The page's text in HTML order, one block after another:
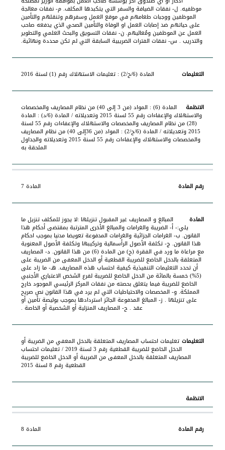
موظفيه. ل- نفقات الضيافة والسفر التي يتكبدها المكلف. م- نفقات معالجة
الموظفين ووجبات طعامهم في موقع العمل وسفرهم وتنقلهم والتأمين
على حياتهم ضد إصابات العمل او الوفاة والتأمين الصحي الذي يدفعه صاحب
العمل عن الموظفين ومُعاليهم. ن- نفقات التسويق والبحث العلمي والتطوير
والتدريب . س- نفقات الفترات الضريبية السابقة التي لم تكن محددة ونهائية.
المادة (6/ح/2) : تعليمات الاستهلاك رقم (1) لسنة 2016
المادة (6) : المواد (من 3 إلى 40) من نظام المصاريف والمخصصات
والاستهلاك والإعفاءات رقم 55 لسنة 2015 وتعديلاته / المادة (6/د) : المادة
(28) من نظام المصاريف والمخصصات والاستهلاك والإعفاءات رقم 55 لسنة
2015 وتعديلاته / المادة (6/ح/2) : المواد (من 36إلى 40) من نظام المصاريف
والمخصصات والاستهلاك والإعفاءات رقم 55 لسنة 2015 وتعديلاته والجداول
الملحقة به
المادة 7
المبالغ و المصاريف غير المقبول تنزيلها :لا يجوز للمكلف تنزيل ما
يلي:- أ- الضريبة والغرامات والمبالغ الأخرى المترتبة بمقتضى أحكام هذا
القانون. ب- الغرامات الجزائية والغرامات المدفوعة تعويضا مدنيا بموجب احكام
هذا القانون. ج- تكلفة الأصول الرأسمالية وتركيبها وتكلفة الأصول المعنوية
مع مراعاة ما ورد في الفقرة (ح) من المادة (6) من هذا القانون. د- المصاريف
المتعلقة بالدخل الخاضع للضريبة القطعية أو الدخل المعفى من الضريبة على
أن تحدد التعليمات التنفيذية كيفية احتساب هذه المصاريف. هـ- ما زاد على
(5%) خمسة بالمائة من الدخل الخاضع للضريبة لفرع الشخص الاعتباري الأجنبي
الخاضع للضريبة فيما يتعلق بحصته من نفقات المركز الرئيسي الموجود خارج
المملكة. و- المخصصات والاحتياطيات التي لم يرد في هذا القانون نص صريح
على تنزيلها . ز- المبالغ المدفوعة الجائز استردادها بموجب بوليصة تأمين أو
عقد . ح- المصاريف المنزلية أو الشخصية أو الخاصة .
تعليمات احتساب المصاريف المتعلقة بالدخل المعفي من الضريبة أو
الدخل الخاضع للضريبة القطعية رقم 3 لسنة 2019 / تعليمات احتساب
المصاريف المتعلقة بالدخل المعفى من الضريبة أو الدخل الخاضع للضريبة
القطعية رقم 8 لسنة 2015
المادة 8